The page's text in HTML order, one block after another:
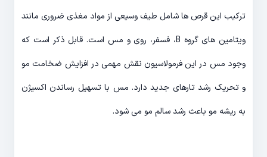
ترکیب این قرص ها شامل طیف وسیعی از مواد مغذی ضروری مانند
ویتامین های گروه B، فسفر، روی و مس است. قابل ذکر است که
وجود مس در این فرمولاسیون نقش مهمی در افزایش ضخامت مو
و تحریک رشد تارهای جدید دارد. مس با تسهیل رساندن اکسیژن
به ریشه مو باعث رشد سالم مو می شود.